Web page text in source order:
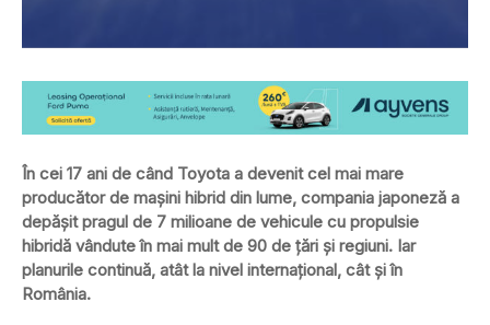
În cei 17 ani de când Toyota a devenit cel mai mare
producător de mașini hibrid din lume, compania japoneză a
depășit pragul de 7 milioane de vehicule cu propulsie
hibridă vândute în mai mult de 90 de țări și regiuni. Iar
planurile continuă, atât la nivel internațional, cât și în
România.